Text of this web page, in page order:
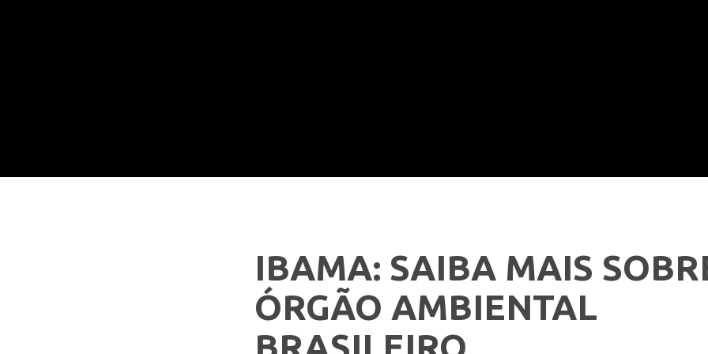
IBAMA: SAIBA MAIS
ÓRGÃO AMBIENTAL